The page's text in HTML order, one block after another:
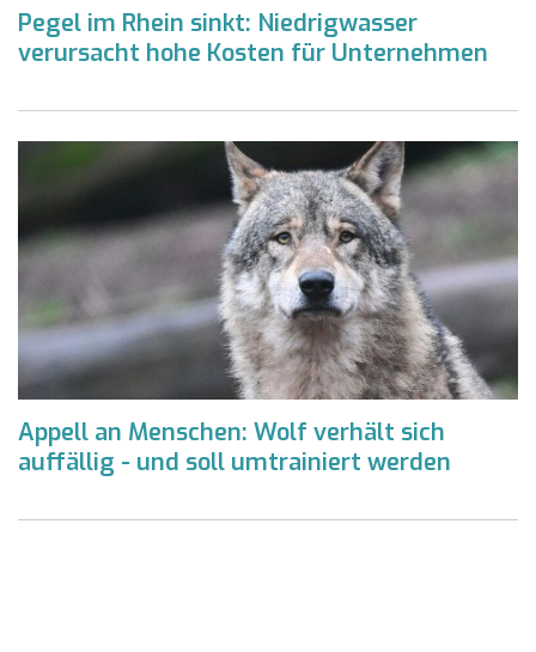
Pegel im Rhein sinkt: Niedrigwasser
verursacht hohe Kosten für Unternehmen
Appell an Menschen: Wolf verhält sich
auffällig - und soll umtrainiert werden